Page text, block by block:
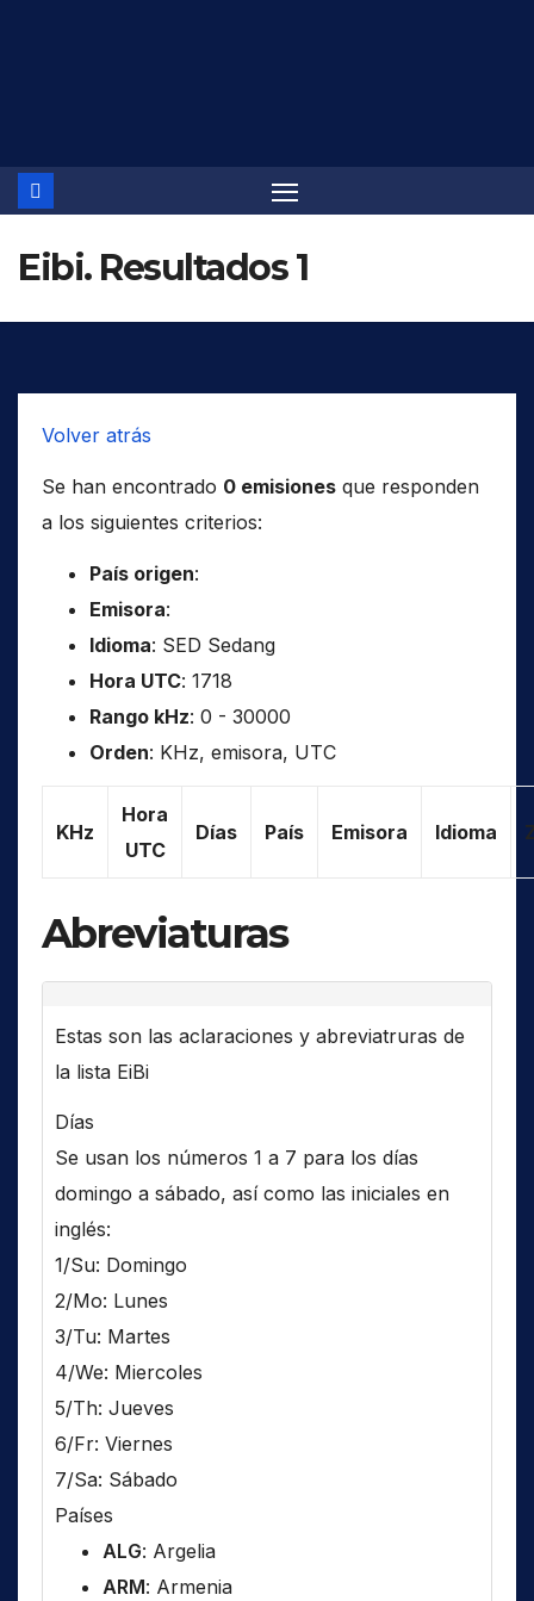
Eibi. Resultados 1
Volver atrás
Se han encontrado 0 emisiones que responden
a los siguientes criterios:
País origen:
Emisora:
Idioma: SED Sedang
Hora UTC: 1718
Rango kHz: 0 - 30000
Orden: KHz, emisora, UTC
KHz
Hora
UTC
Días País Emisora Idioma
Abreviaturas
Estas son las aclaraciones y abreviatruras de
la lista EiBi
Días
Se usan los números 1 a 7 para los días
domingo a sábado, así como las iniciales en
inglés:
1/Su: Domingo
2/Mo: Lunes
3/Tu: Martes
4/We: Miercoles
5/Th: Jueves
6/Fr: Viernes
7/Sa: Sábado
Países
ALG: Argelia
ARM: Armenia